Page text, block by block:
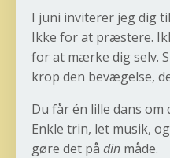
I juni inviterer jeg dig
Ikke for at præstere.
for at mærke dig selv.
krop den bevægelse,
Du får én lille dans om
Enkle trin, let musik,
gøre det på din måde.